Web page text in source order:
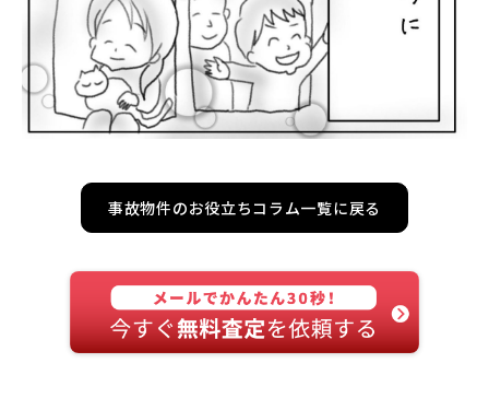
事故物件のお役立ちコラム一覧に戻る